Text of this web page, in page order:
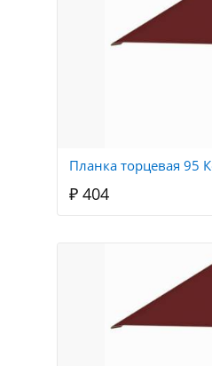
Планка торцевая 95
₽ 404